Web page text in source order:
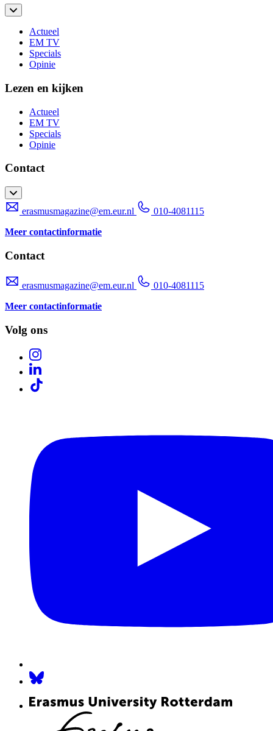
Actueel
EM TV
Specials
Opinie
Lezen en kijken
Actueel
EM TV
Specials
Opinie
Contact
erasmusmagazine@em.eur.nl
010-4081115
Meer contactinformatie
Contact
erasmusmagazine@em.eur.nl
010-4081115
Meer contactinformatie
Volg ons